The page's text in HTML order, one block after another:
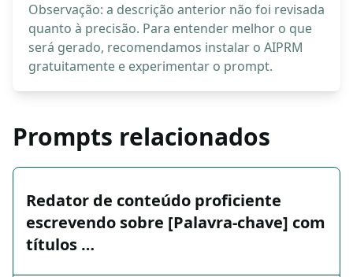
Observação: a descrição anterior não foi revisada
quanto à precisão. Para entender melhor o que
será gerado, recomendamos instalar o AIPRM
gratuitamente e experimentar o prompt.
Prompts relacionados
Redator de conteúdo proficiente
escrevendo sobre [Palavra-chave] com
títulos …